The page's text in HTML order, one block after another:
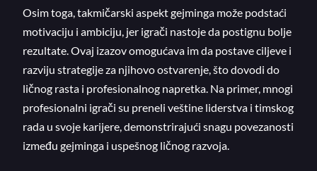
Osim toga, takmičarski aspekt gejminga može podstaći
motivaciju i ambiciju, jer igrači nastoje da postignu bolje
rezultate. Ovaj izazov omogućava im da postave ciljeve i
razviju strategije za njihovo ostvarenje, što dovodi do
ličnog rasta i profesionalnog napretka. Na primer, mnogi
profesionalni igrači su preneli veštine liderstva i timskog
rada u svoje karijere, demonstrirajući snagu povezanosti
između gejminga i uspešnog ličnog razvoja.